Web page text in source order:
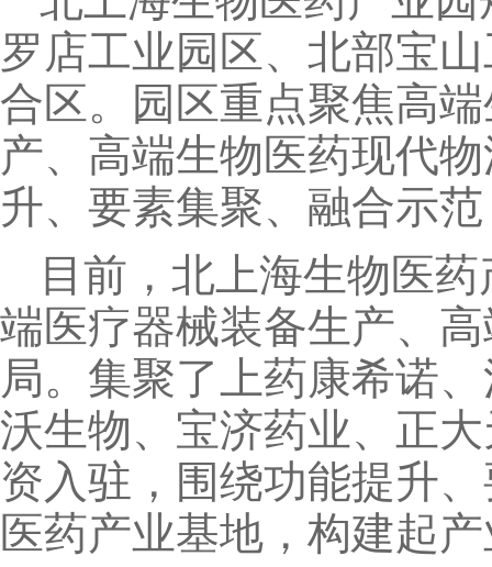
罗店工业园区、北部宝
合区。园区重点聚焦高
产、高端生物医药现代
升、要素集聚、融合示
目前，北上海生物医
端医疗器械装备生产、
局。集聚了上药康希诺
沃生物、宝济药业、正
资入驻，围绕功能提升
医药产业基地，构建起